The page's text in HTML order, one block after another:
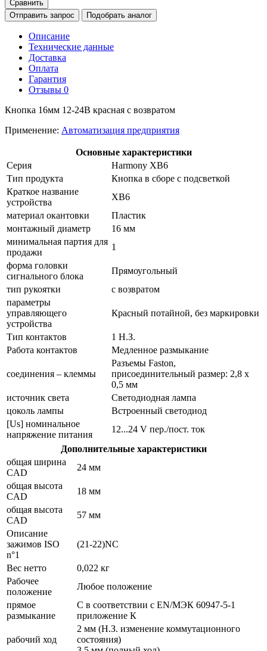
Сравнить
Отправить запрос
Подобрать аналог
Описание
Технические данные
Доставка
Оплата
Гарантия
Отзывы 0
Кнопка 16мм 12-24В красная с возвратом
Применение: Автоматизация предприятия
Основные характеристики
Серия
Harmony XB6
Тип продукта
Кнопка в сборе с подсветкой
Краткое название
устройства
XB6
материал окантовки
Пластик
монтажный диаметр
16 мм
минимальная партия для
продажи
1
форма головки
сигнального блока
Прямоугольный
тип рукоятки
с возвратом
параметры
управляющего
устройства
Красный потайной, без маркировки
Тип контактов
1 Н.З.
Работа контактов
Медленное размыкание
соединения – клеммы
Разъемы Faston,
присоединительный размер: 2,8 х
0,5 мм
источник света
Светодиодная лампа
цоколь лампы
Встроенный светодиод
[Us] номинальное
напряжение питания
12...24 V пер./пост. ток
Дополнительные характеристики
общая ширина
CAD
24 мм
общая высота
CAD
18 мм
общая высота
CAD
57 мм
Описание
зажимов ISO
n°1
(21-22)NC
Вес нетто
0,022 кг
Рабочее
положение
Любое положение
прямое
размыкание
С в соответствии с EN/МЭК 60947-5-1
приложение К
рабочий ход
2 мм (Н.З. изменение коммутационного
состояния)